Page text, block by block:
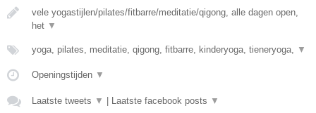
vele yogastijlen/pilates/fitbarre/meditatie/qigong, alle dagen open,
het ▼
yoga, pilates, meditatie, qigong, fitbarre, kinderyoga, tieneryoga, ▼
Openingstijden ▼
Laatste tweets ▼ Laatste facebook posts ▼